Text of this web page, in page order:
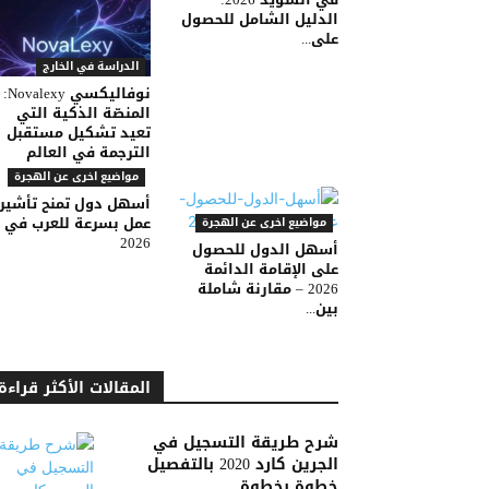
الدراسة في الخارج
نوفاليكسي Novalexy:
المنصّة الذكية التي
تعيد تشكيل مستقبل
الترجمة في العالم
الدليل الشامل للحصول
على...
مواضيع اخرى عن الهجرة
أسهل دول تمنح
عمل بسرعة للعرب في
2026
مواضيع اخرى عن الهجرة
أسهل الدول للحصول
على الإقامة الدائمة
2026 – مقارنة شاملة
بين...
المقالات الأكثر
شرح طريقة التسجيل في
الجرين كارد 2020 بالتفصيل